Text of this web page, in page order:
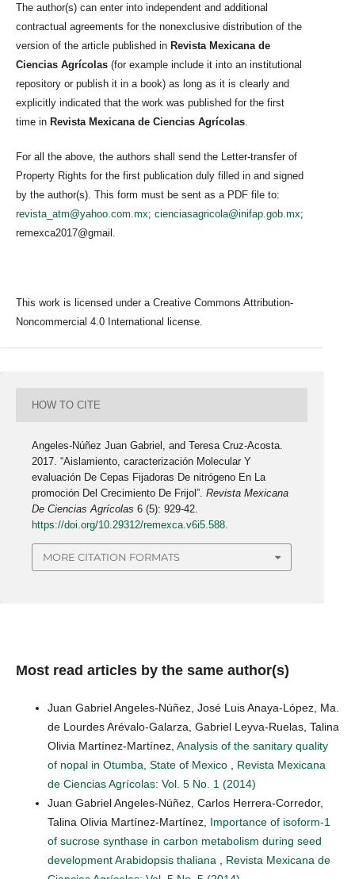
The author(s) can enter into independent and additional
contractual agreements for the nonexclusive distribution of the
version of the article published in Revista Mexicana de
Ciencias Agrícolas (for example include it into an institutional
repository or publish it in a book) as long as it is clearly and
explicitly indicated that the work was published for the first
time in Revista Mexicana de Ciencias Agrícolas
For all the above, the authors shall send the Letter-transfer of
Property Rights for the first publication duly filled in and signed
by the author(s). This form must be sent as a PDF file to:
revista_atm@yahoo.com.mx; cienciasagricola@inifap.gob.mx;
remexca2017@gmail.
This work is licensed under a Creative Commons Attribution-
Noncommercial 4.0 International license.
HOW TO CITE
Angeles-Núñez Juan Gabriel, and Teresa Cruz-Acosta.
2017. “Aislamiento, caracterización Molecular Y
evaluación De Cepas Fijadoras De nitrógeno En La
promoción Del Crecimiento De Frijol”.Revista Mexicana
De Ciencias Agrícolas 6 (5): 929-42.
https://doi.org/10.29312/remexca.v6i5.588.
MORE CITATION FORMATS
Most read articles by the same author(s)
Juan Gabriel Angeles-Núñez, José Luis Anaya-López, Ma.
de Lourdes Arévalo-Galarza, Gabriel Leyva-Ruelas, Talina
Olivia Martínez-Martínez, Analysis of the sanitary quality
of nopal in Otumba, State of Mexico
Revista Mexicana
de Ciencias Agrícolas: Vol. 5 No. 1 (2014)
Juan Gabriel Angeles-Núñez, Carlos Herrera-Corredor,
Talina Olivia Martínez-Martínez, Importance of isoform-1
of sucrose synthase in carbon metabolism during seed
development Arabidopsis thaliana
Revista Mexicana de